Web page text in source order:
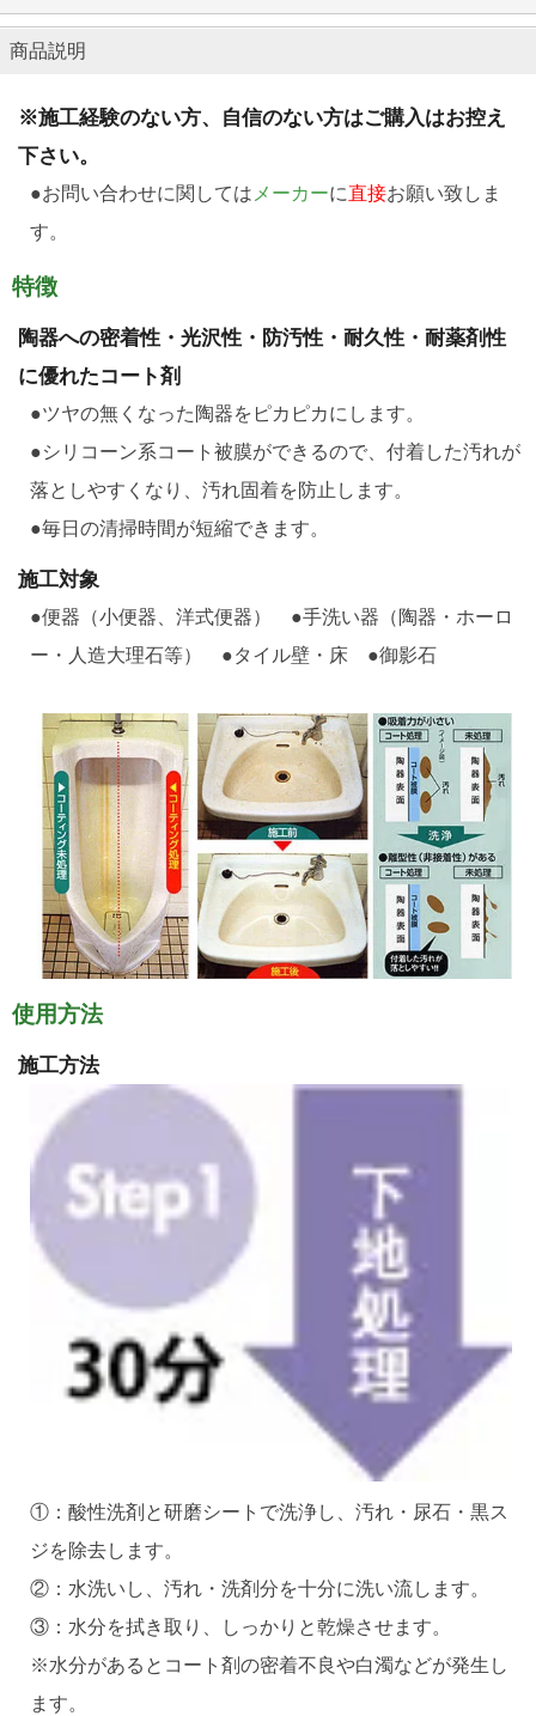
商品説明
※施工経験のない方、自信のない方はご購入はお控え
下さい。
●お問い合わせに関しては メーカーに直接お願い致しま
す。
特徴
陶器への密着性・光沢性・防汚性・耐久性・耐薬剤性
に優れたコート剤
●ツヤの無くなった陶器をピカピカにします。
●シリコーン系コート被膜ができるので、付着した汚れが
落としやすくなり、汚れ固着を防止します。
●毎日の清掃時間が短縮できます。
施工対象
●便器（小便器、洋式便器） ●手洗い器（陶器・ホーロ
ー・人造大理石等） ●タイル壁・床 ●御影石
使用方法
施工方法
①：酸性洗剤と研磨シートで洗浄し、汚れ・尿石・黒ス
ジを除去します。
②：水洗いし、汚れ・洗剤分を十分に洗い流します。
③：水分を拭き取り、しっかりと乾燥させます。
※水分があるとコート剤の密着不良や白濁などが発生し
ます。